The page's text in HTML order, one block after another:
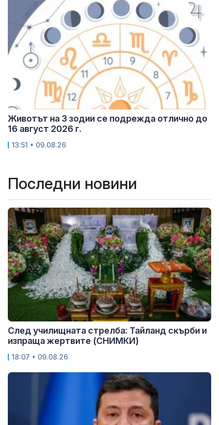
Животът на 3 зодии се подрежда отлично до
16 август 2026 г.
13:51 • 09.08.26
Последни новини
След училищната стрелба: Тайланд скърби и
изпраща жертвите (СНИМКИ)
18:07 • 09.08.26